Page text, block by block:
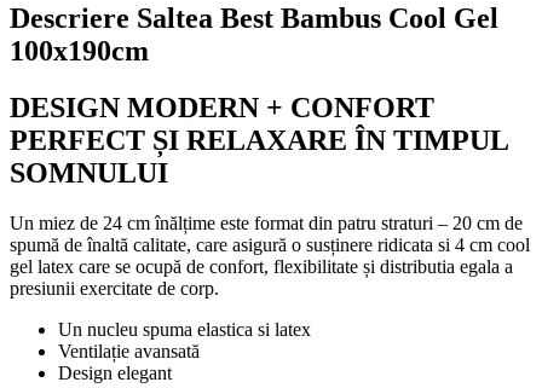
Descriere Saltea Best Bambus Cool Gel
100x190cm
DESIGN MODERN + CONFORT
PERFECT ȘI RELAXARE ÎN TIMPUL
SOMNULUI
Un miez de 24 cm înălțime este format din patru straturi – 20 cm de
spumă de înaltă calitate, care asigură o susținere ridicata si 4 cm cool
gel latex care se ocupă de confort, flexibilitate și distributia egala a
presiunii exercitate de corp.
Un nucleu spuma elastica si latex
Ventilație avansată
Design elegant